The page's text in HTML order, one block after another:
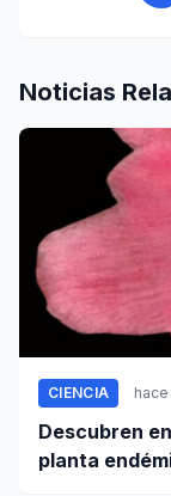
Noticias
CIENCIA hace
Descubren
planta